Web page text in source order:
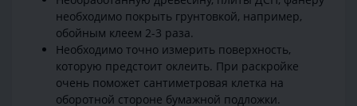
необходимо покрыть грунтовкой, например,
обойным клеем 2-3 раза.
Необходимо точно измерить поверхность,
которую предстоит оклеить. При раскройке
очень поможет сантиметровая клетка на
оборотной стороне бумажной подложки.